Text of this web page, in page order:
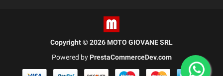
Copyright © 2026 MOTO GIOVANE SRL
Powered by PrestaCommerceDev.com